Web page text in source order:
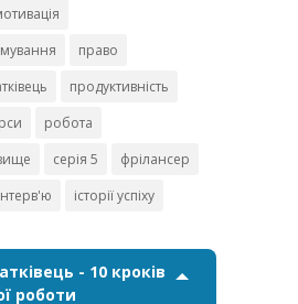
право
продуктивність
робота
серія 5
фрілансер
історії успіху
- 10 кроків
роботи